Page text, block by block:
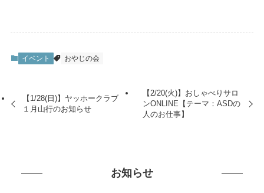
イベント おやじの会
【1/28(日)】ヤッホークラブ
１月山行のお知らせ
【2/20(火)】おしゃべりサロ
ンONLINE【テーマ：ASDの
人のお仕事】
お知らせ